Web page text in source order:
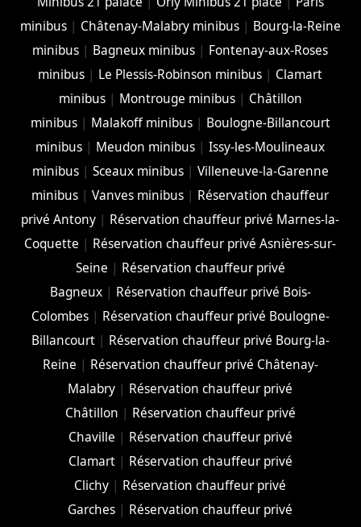
minibus| Châtenay-Malabry minibus| Bourg-la-Reine
minibus | Bagneux minibus | Fontenay-aux-Roses
minibus | Le Plessis-Robinson minibus | Clamart
minibus| Montrouge minibus| Châtillon
minibus| Malakoff minibus| Boulogne-Billancourt
minibus | Meudon minibus |Issy-les-Moulineaux
minibus| Sceaux minibus| Villeneuve-la-Garenne
minibus |Vanves minibus | Réservation chauffeur
privé Antony | Réservation chauffeur privé Marnes-la-
Coquette | Réservation chauffeur privé Asnières-sur-
Seine | Réservation chauffeur privé
Bagneux| Réservation chauffeur privé Bois-
Colombes| Réservation chauffeur privé Boulogne-
Billancourt| Réservation chauffeur privé Bourg-la-
Reine | Réservation chauffeur privé Châtenay-
Malabry | Réservation chauffeur privé
Châtillon | Réservation chauffeur privé
Chaville | Réservation chauffeur privé
Clamart| Réservation chauffeur privé
Clichy | Réservation chauffeur privé
Garches | Réservation chauffeur privé